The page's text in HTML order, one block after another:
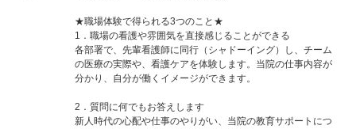
★職場体験で得られる3つのこと★
1．職場の看護や雰囲気を直接感じることができる
各部署で、先輩看護師に同行（シャドーイング）し、チーム
の医療の実際や、看護ケアを体験します。当院の仕事内容が
分かり、自分が働くイメージができます。
2．質問に何でもお答えします
新人時代の心配や仕事のやりがい、当院の教育サポートにつ